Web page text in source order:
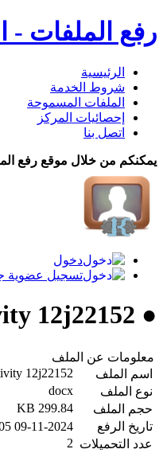
رفع الملفات -
الرئيسية
شروط الخدمة
الملفات المسموحة
إحصائيات المركز
اتصل بنا
يمكنكم من خلال موقع رفع
دخول
تسجيل عضوية
● Practical activity 12j22152 تحميل
معلومات عن الملف
اسم الملف
12j22152
نوع الملف
docx
حجم الملف
299.84 KB
تاريخ الرفع
09-11-2024 11:05 م
عدد التحميلات 2